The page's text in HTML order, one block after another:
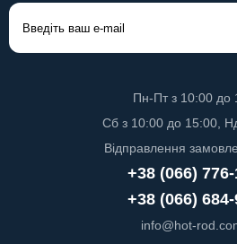
Пн-Пт з 10:00 до
Сб з 10:00 до 15:00,
Відправлення
+38 (066)
+38 (066)
info@hot-